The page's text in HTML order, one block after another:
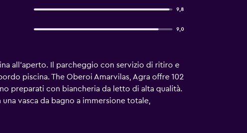
9,8
9,0
all'aperto. Il parcheggio con servizio di ritiro e
piscina. The Oberoi Amarvilas, Agra offre 102
preparati con biancheria da letto di alta qualità.
vasca da bagno a immersione totale,
utilizzando la connessione wireless
sono provviste di casseforti in camera e